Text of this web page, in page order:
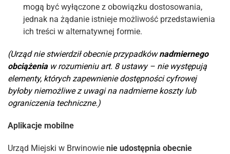
mogą być wyłączone z obowiązku dostosowania,
jednak na żądanie istnieje możliwość przedstawienia
ich treści w alternatywnej formie.
(Urząd nie stwierdził obecnie przypadkównadmiernego
obciążeniaw rozumieniu art. 8 ustawy – nie występują
elementy, których zapewnienie dostępności cyfrowej
byłoby niemożliwe z uwagi na nadmierne koszty lub
ograniczenia techniczne.)
Aplikacje mobilne
Urząd Miejski w Brwinowie nie udostępnia obecnie